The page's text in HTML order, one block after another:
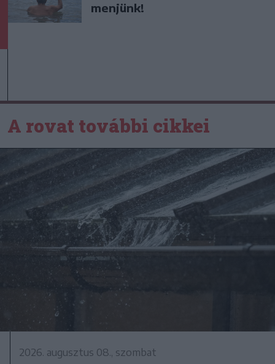
menjünk!
A rovat további cikkei
2026. augusztus 08., szombat